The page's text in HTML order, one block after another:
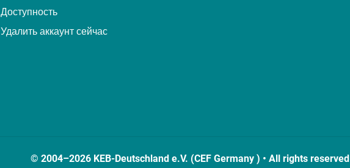
Доступность
Удалить аккаунт сейчас
© 2004–2026 KEB-Deutschland e.V. (CEF Germany ) • All rights reserved